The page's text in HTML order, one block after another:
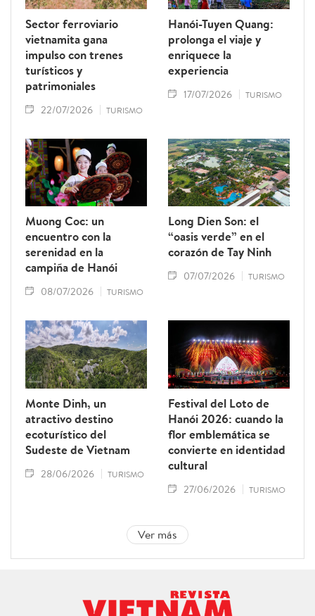
Sector ferroviario
vietnamita gana
impulso con trenes
turísticos y
patrimoniales
22/07/2026 TURISMO
Hanói-Tuyen Quang:
prolonga el viaje y
enriquece la
experiencia
17/07/2026 TURISMO
Muong Coc: un
encuentro con la
serenidad en la
campiña de Hanói
08/07/2026 TURISMO
Long Dien Son: el
“oasis verde” en el
corazón de Tay Ninh
07/07/2026 TURISMO
Monte Dinh, un
atractivo destino
ecoturístico del
Sudeste de Vietnam
28/06/2026 TURISMO
Festival del Loto de
Hanói 2026: cuando la
flor emblemática se
convierte en identidad
cultural
27/06/2026 TURISMO
Ver más